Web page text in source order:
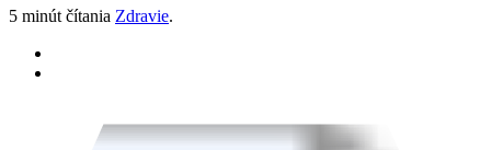
5 minút čítania Zdravie.